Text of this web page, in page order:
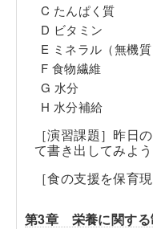
C たんぱく質
D ビタミン
E ミネラル（無機質
F 食物繊維
G 水分
H 水分補給
［演習課題］昨日
て書き出してみよう
［食の支援を保育
第3章 栄養に関する